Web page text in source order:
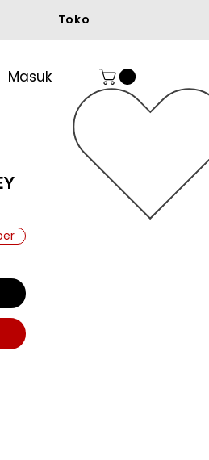
Toko
Masuk